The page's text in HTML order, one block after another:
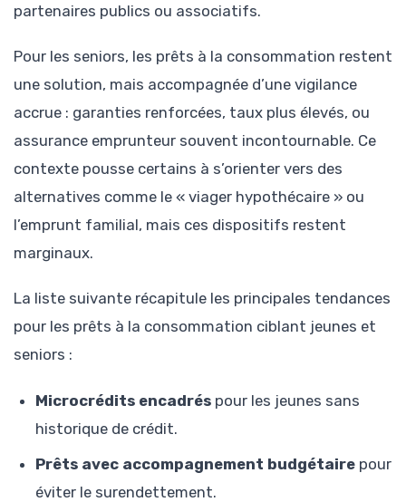
partenaires publics ou associatifs.
Pour les seniors, les prêts à la consommation restent
une solution, mais accompagnée d’une vigilance
accrue : garanties renforcées, taux plus élevés, ou
assurance emprunteur souvent incontournable. Ce
contexte pousse certains à s’orienter vers des
alternatives comme le « viager hypothécaire » ou
l’emprunt familial, mais ces dispositifs restent
marginaux.
La liste suivante récapitule les principales tendances
pour les prêts à la consommation ciblant jeunes et
seniors :
Microcrédits encadrés pour les jeunes sans
historique de crédit.
Prêts avec accompagnement budgétaire pour
éviter le surendettement.